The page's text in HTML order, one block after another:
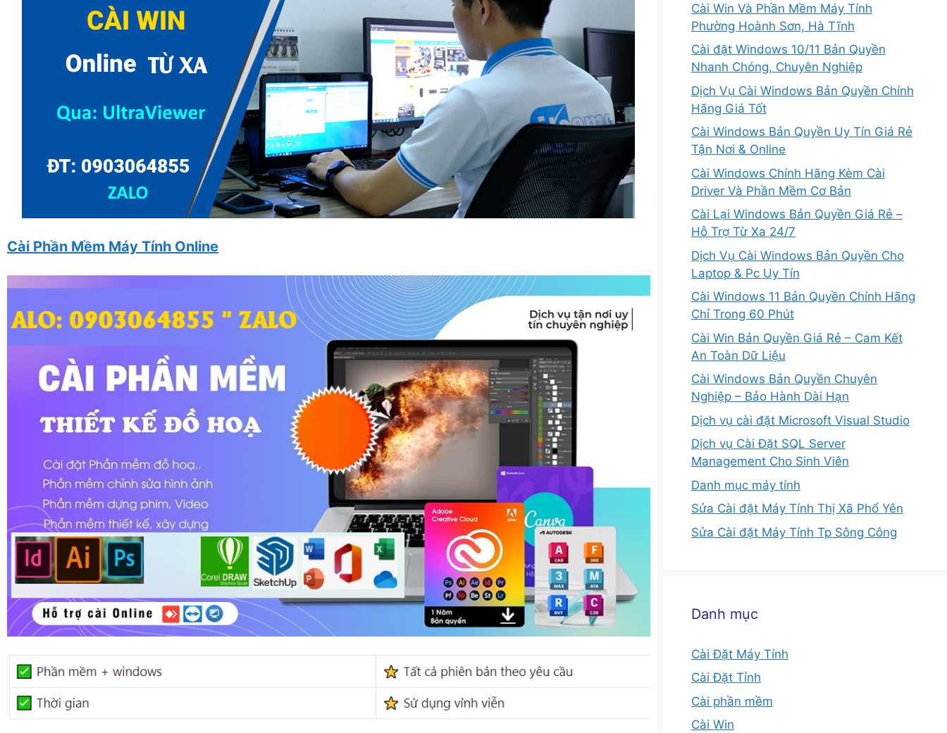
Cài Phần Mềm Máy Tính Online
Cài Win Và Phần Mềm Máy Tính
Phường Hoành Sơn, Hà Tĩnh
Cài đặt Windows 10/11 Bản Quyền
Nhanh Chóng, Chuyên Nghiệp
Dịch Vụ Cài Windows Bản Quyền Chính
Hãng Giá Tốt
Cài Windows Bản Quyền Uy Tín Giá Rẻ
Tận Nơi & Online
Cài Windows Chính Hãng Kèm Cài
Driver Và Phần Mềm Cơ Bản
Cài Lại Windows Bản Quyền Giá Rẻ –
Hỗ Trợ Từ Xa 24/7
Dịch Vụ Cài Windows Bản Quyền Cho
Laptop & Pc Uy Tín
Cài Windows 11 Bản Quyền Chính Hãng
Chỉ Trong 60 Phút
Cài Win Bản Quyền Giá Rẻ – Cam Kết
An Toàn Dữ Liệu
Cài Windows Bản Quyền Chuyên
Nghiệp – Bảo Hành Dài Hạn
Dịch vụ cài đặt Microsoft Visual Studio
Dịch vụ Cài Đặt SQL Server
Management Cho Sinh Viên
Danh mục máy tính
Sửa Cài đặt Máy Tính Thị Xã Phổ Yên
Sửa Cài đặt Máy Tính Tp Sông Công
Danh mục
Cài Đặt Máy Tính
Cài Đặt Tỉnh
Cài phần mềm
Cài Win